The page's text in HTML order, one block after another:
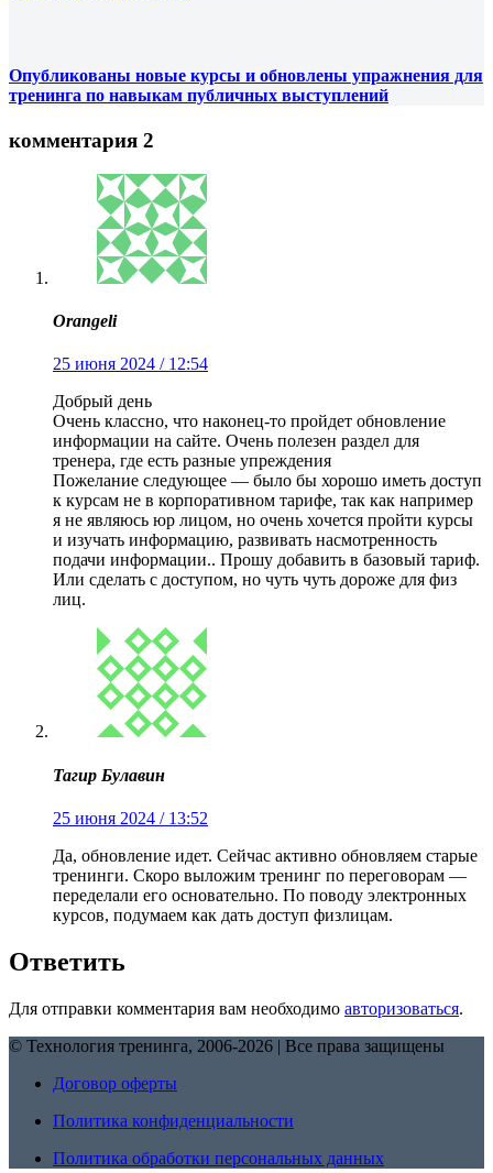
Опубликованы новые курсы и обновлены упражнения для
тренинга по навыкам публичных выступлений
комментария 2
Orangeli
25 июня 2024 / 12:54
Добрый день
Очень классно, что наконец-то пройдет обновление
информации на сайте. Очень полезен раздел для
тренера, где есть разные упреждения
Пожелание следующее — было бы хорошо иметь доступ
к курсам не в корпоративном тарифе, так как например
я не являюсь юр лицом, но очень хочется пройти курсы
и изучать информацию, развивать насмотренность
подачи информации.. Прошу добавить в базовый тариф.
Или сделать с доступом, но чуть чуть дороже для физ
лиц.
Тагир Булавин
25 июня 2024 / 13:52
Да, обновление идет. Сейчас активно обновляем старые
тренинги. Скоро выложим тренинг по переговорам —
переделали его основательно. По поводу электронных
курсов, подумаем как дать доступ физлицам.
Ответить
Для отправки комментария вам необходимо авторизоваться.
© Технология тренинга, 2006-2026 | Все права защищены
Договор оферты
Политика конфиденциальности
Политика обработки персональных данных